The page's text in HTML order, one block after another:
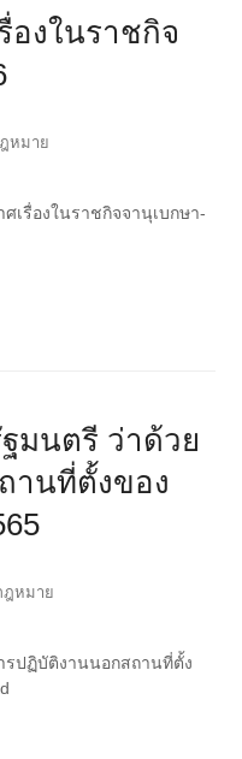
องในราชกิจ
หมาย
เรื่องในราชกิจจานุเบกษา-
มนตรี ว่าด้วย
านที่ตั้งของ
ฎหมาย
รปฏิบัติงานนอกสถานที่ตั้ง